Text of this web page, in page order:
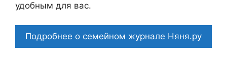
удобным для вас.
Подробнее о семейном журнале Няня.ру